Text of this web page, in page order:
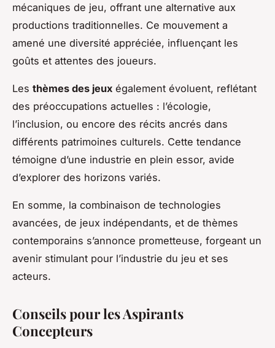
mécaniques de jeu, offrant une alternative aux
productions traditionnelles. Ce mouvement a
amené une diversité appréciée, influençant les
goûts et attentes des joueurs.
Les thèmes des jeux également évoluent, reflétant
des préoccupations actuelles : l’écologie,
l’inclusion, ou encore des récits ancrés dans
différents patrimoines culturels. Cette tendance
témoigne d’une industrie en plein essor, avide
d’explorer des horizons variés.
En somme, la combinaison de technologies
avancées, de jeux indépendants, et de thèmes
contemporains s’annonce prometteuse, forgeant un
avenir stimulant pour l’industrie du jeu et ses
acteurs.
Conseils pour les Aspirants
Concepteurs